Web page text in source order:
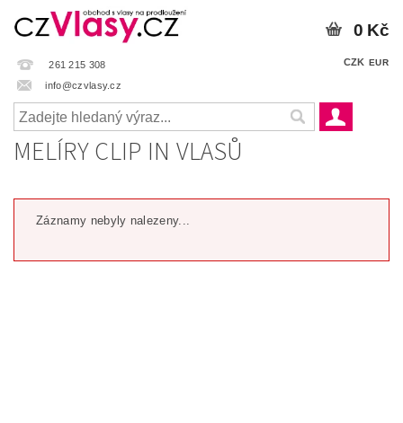
261 215 308
info@czvlasy.cz
CZK EUR
0 Kč
MELÍRY CLIP IN VLASŮ
Záznamy nebyly nalezeny...